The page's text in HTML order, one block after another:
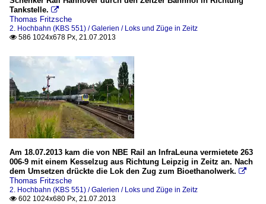
Tankstelle. 
Thomas Fritzsche
2. Hochbahn (KBS 551) / Galerien / Loks und Züge in Zeitz
 586 1024x678 Px, 21.07.2013
Am 18.07.2013 kam die von NBE Rail an InfraLeuna vermietete 263
006-9 mit einem Kesselzug aus Richtung Leipzig in Zeitz an. Nach
dem Umsetzen drückte die Lok den Zug zum Bioethanolwerk. 
Thomas Fritzsche
2. Hochbahn (KBS 551) / Galerien / Loks und Züge in Zeitz
 602 1024x680 Px, 21.07.2013